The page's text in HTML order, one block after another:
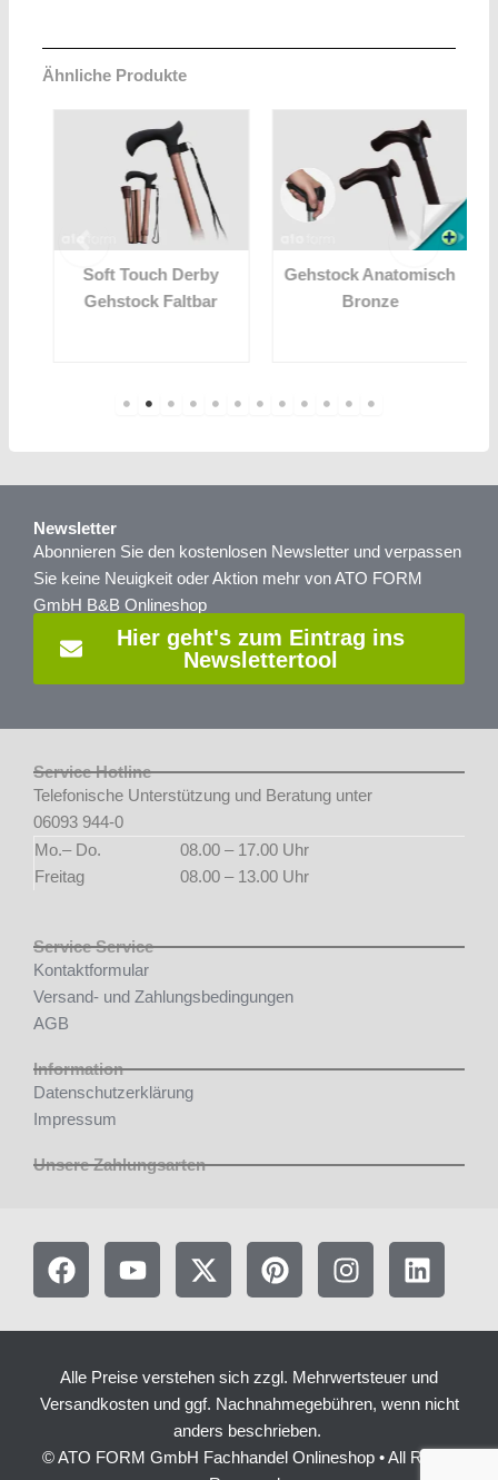
Ähnliche Produkte
Soft Touch Derby
Gehstock Faltbar
Gehstock Anatomisch
Bronze
Newsletter
Abonnieren Sie den kostenlosen Newsletter und verpassen
Sie keine Neuigkeit oder Aktion mehr von ATO FORM
GmbH B&B Onlineshop
Hier geht's zum Eintrag ins
Newslettertool
Service Hotline
Telefonische Unterstützung und Beratung unter
06093 944-0
Mo.– Do.
08.00 – 17.00 Uhr
Freitag
08.00 – 13.00 Uhr
Service Service
Kontaktformular
Versand- und Zahlungsbedingungen
AGB
Information
Datenschutzerklärung
Impressum
Unsere Zahlungsarten
F
a
e
b
o
k
Y
o
t
b
X
-
w
t
t
e
P
i
t
e
r
e
s
I
n
t
a
g
a
L
i
k
d
n
Alle Preise verstehen sich zzgl. Mehrwertsteuer und
Versandkosten und ggf. Nachnahmegebühren, wenn nicht
anders beschrieben.
© ATO FORM GmbH Fachhandel Onlineshop • All Rights